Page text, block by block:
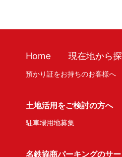
Home 現在地から
預かり証をお持ちのお客様へ
土地活用をご検討の方へ
駐車場用地募集
名鉄協商パーキングのサ